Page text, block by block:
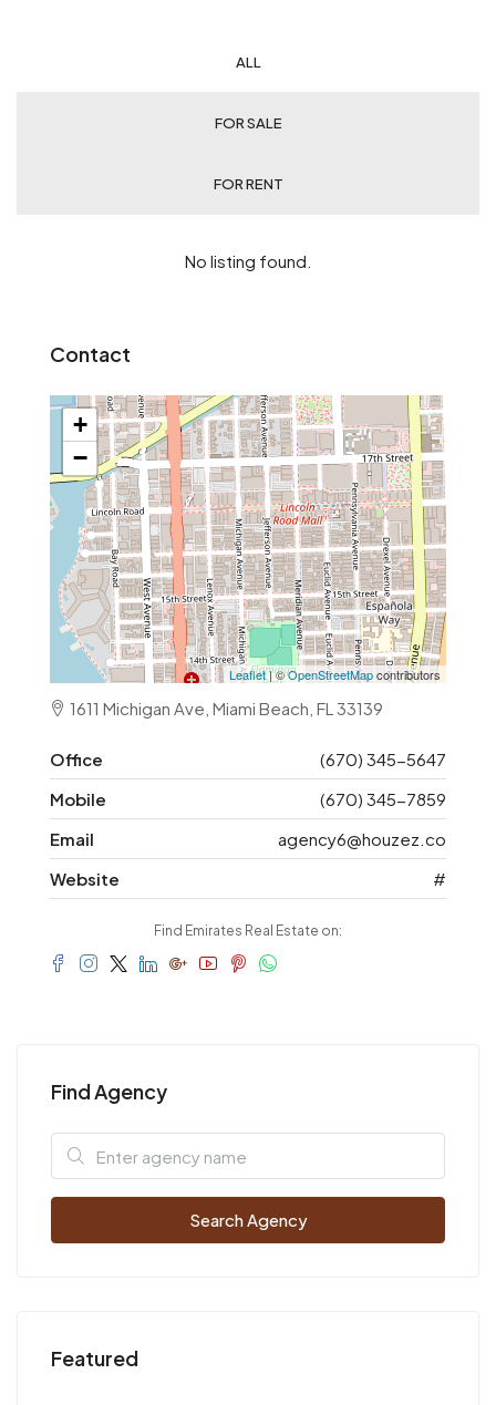
ALL
FOR SALE
FOR RENT
No listing found.
Contact
+
−
Leaflet| ©OpenStreetMapcontributors
1611 Michigan Ave, Miami Beach, FL 33139
Office
(670) 345-5647
Mobile
(670) 345-7859
Email
agency6@houzez.co
Website
#
Find Emirates Real Estate on:
Find Agency
Search Agency
Featured